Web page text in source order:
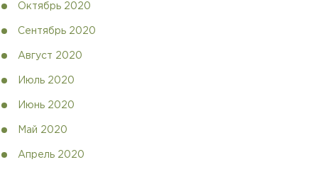
Октябрь 2020
Сентябрь 2020
Август 2020
Июль 2020
Июнь 2020
Май 2020
Апрель 2020